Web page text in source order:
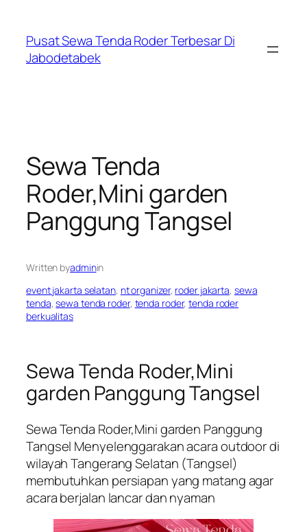
content
Pusat Sewa Tenda Roder Terbesar Di
Jabodetabek
Sewa Tenda
Roder,Mini garden
Panggung Tangsel
Written byadminin
event jakarta selatan, nt organizer, roder jakarta, sewa
tenda, sewa tenda roder, tenda roder, tenda roder
berkualitas
Sewa Tenda Roder,Mini
garden Panggung Tangsel
Sewa Tenda Roder,Mini garden Panggung
Tangsel Menyelenggarakan acara outdoor di
wilayah Tangerang Selatan (Tangsel)
membutuhkan persiapan yang matang agar
acara berjalan lancar dan nyaman